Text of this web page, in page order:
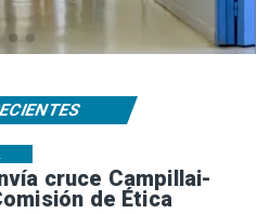
cruce Campillai-
de Ética